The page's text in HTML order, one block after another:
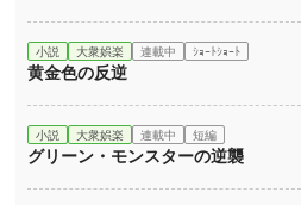
小説 大衆娯楽 連載中 ｼｮｰﾄｼｮｰﾄ
黄金色の反逆
小説 大衆娯楽 連載中 短編
グリーン・モンスターの逆襲